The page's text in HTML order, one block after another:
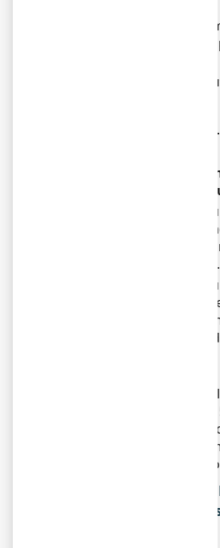
Demandez conseil à votre
votre pharmacien avant
Conduite de véhicules et
HELICIDINE 10 POUR
Parahydroxybenzoate de
Maltitol liquide et du
Ce médicament contient du
parahydroxybenzoate de
peut provoquer des
(éventuellement retardées).
Ce médicament contient
(dérivé du fructose). Si
a informé(e) d'une
sucres, contactez-le avant
Ce médicament contient
(composant principal du
cuisine/table) par dose de
soupe). Cela équivaut à 3%
alimentaire quotidien
recommandé de sodium
3. COMMENT PRENDRE
POUR CENT SANS